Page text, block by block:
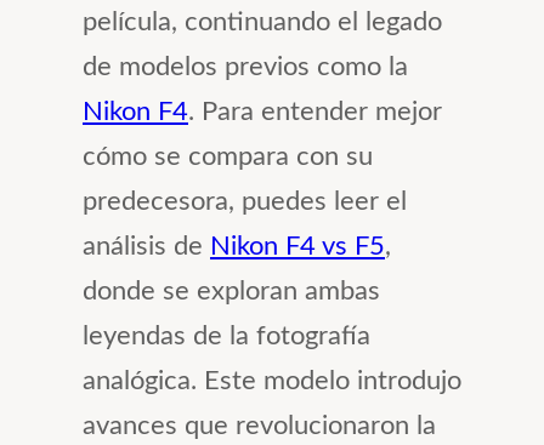
película, continuando el legado
de modelos previos como la
Nikon F4. Para entender mejor
cómo se compara con su
predecesora, puedes leer el
análisis de Nikon F4 vs F5,
donde se exploran ambas
leyendas de la fotografía
analógica. Este modelo introdujo
avances que revolucionaron la